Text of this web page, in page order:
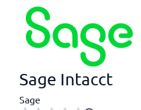
Sage Intacct
Sage